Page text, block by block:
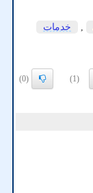
, خدمات
(1)
(0)